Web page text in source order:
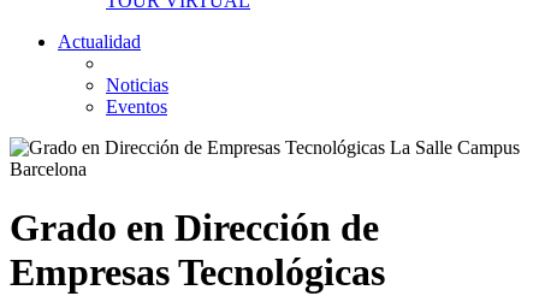
Actualidad
Noticias
Eventos
Grado en Dirección de
Empresas Tecnológicas